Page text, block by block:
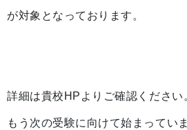
が対象となっております。
詳細は貴校HPよりご確認ください
もう次の受験に向けて始まってい